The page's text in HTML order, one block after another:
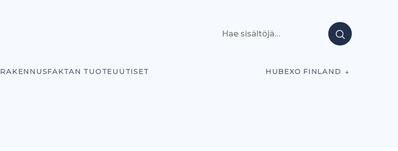
RAKENNUSFAKTAN TUOTEUUTISET HUBEXO FINLAND